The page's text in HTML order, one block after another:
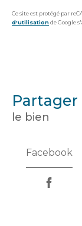
Ce site est protégé par
d'utilisationde Google
partager
le bien
Facebook